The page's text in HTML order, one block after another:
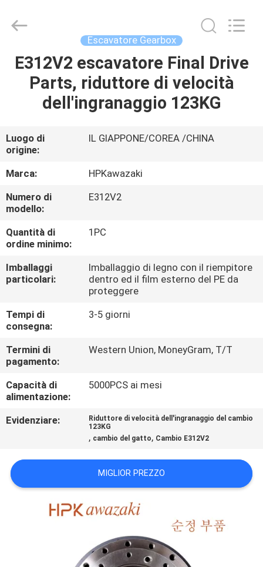
CASA
PRODOTTI
VIDEO
CHI
SIAMO
GIRO
DELLA
FABBRICA
CONTROLLO
DI
QUALITÀ
CONTATTACI
NOTIZIA
CASI
MAPPA
Parts
Rights
Reserved.
Escavatore Gearbox
E312V2 escavatore Final Drive
Parts, riduttore di velocità
dell'ingranaggio 123KG
Luogo di
origine:
IL GIAPPONE/COREA /CHINA
Marca:
HPKawazaki
Numero di
modello:
E312V2
Quantità di
ordine minimo:
1PC
Imballaggi
particolari:
Imballaggio di legno con il riempitore
dentro ed il film esterno del PE da
proteggere
Tempi di
consegna:
3-5 giorni
Termini di
pagamento:
Western Union, MoneyGram, T/T
Capacità di
alimentazione:
5000PCS ai mesi
Evidenziare:
Riduttore di velocità dell'ingranaggio del cambio
123KG
, cambio del gatto, Cambio E312V2
MIGLIOR PREZZO